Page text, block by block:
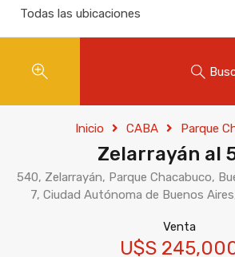
Todas las ubicaciones
Inicio CABA Parque
Zelarrayán al
540, Zelarrayán, Parque Chacabuco,
7, Ciudad Autónoma de Buenos
Venta
U$S